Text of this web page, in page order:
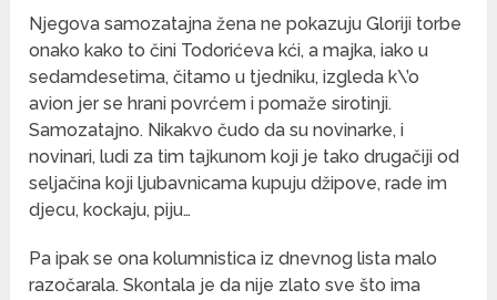
Njegova samozatajna žena ne pokazuju Gloriji torbe
onako kako to čini Todorićeva kći, a majka, iako u
sedamdesetima, čitamo u tjedniku, izgleda k\’o
avion jer se hrani povrćem i pomaže sirotinji.
Samozatajno. Nikakvo čudo da su novinarke, i
novinari, ludi za tim tajkunom koji je tako drugačiji od
seljačina koji ljubavnicama kupuju džipove, rade im
djecu, kockaju, piju…
Pa ipak se ona kolumnistica iz dnevnog lista malo
razočarala. Skontala je da nije zlato sve što ima